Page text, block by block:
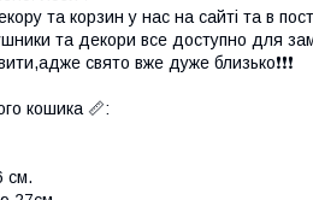
та корзин у нас на сайті та в
та декори все доступно для
свято вже дуже близько❗️❗️❗️
кошика 📏:
см.